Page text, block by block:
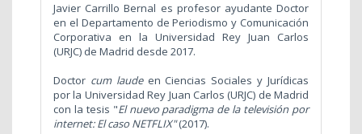
Javier Carrillo Bernal es profesor ayudante Doctor
en el Departamento de Periodismo y Comunicación
Corporativa en la Universidad Rey Juan Carlos
(URJC) de Madrid desde 2017.
Doctor cum laude en Ciencias Sociales y Jurídicas
por la Universidad Rey Juan Carlos (URJC) de Madrid
con la tesis "El nuevo paradigma de la televisión por
internet: El caso NETFLIX"(2017).